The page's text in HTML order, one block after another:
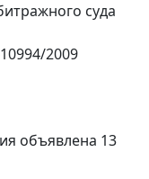
суда
2009
объявлена 13